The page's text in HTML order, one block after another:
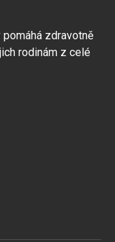
zdravotně
rodinám z celé